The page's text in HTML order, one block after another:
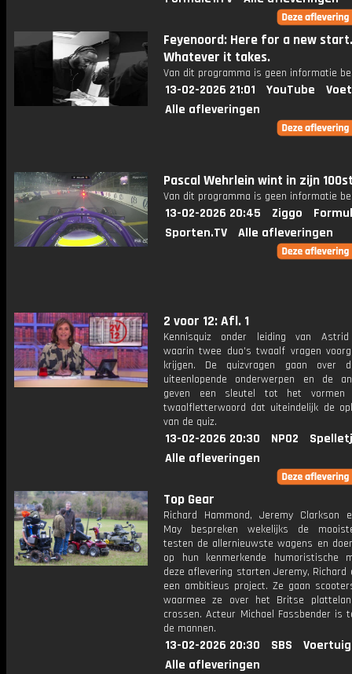
Feyenoord: Here for a new start.
Whatever it takes.
Van dit programma is geen informatie
13-02-2026 21:01 YouTube
Alle afleveringen
Pascal Wehrlein wint in zijn
Van dit programma is geen informatie
13-02-2026 20:45 Ziggo
Sporten.TV
Alle afleveringen
2 voor 12: Afl. 1
Kennisquiz onder leiding van
waarin twee duo's twaalf vragen
krijgen. De quizvragen gaan over
uiteenlopende onderwerpen en de
geven een sleutel tot het vormen
twaalfletterwoord dat uiteindelijk de
van de quiz.
13-02-2026 20:30 NPO2
Alle afleveringen
Top Gear
Richard Hammond, Jeremy Clarkson
May bespreken wekelijks de
testen de allernieuwste wagens en
op hun kenmerkende humoristische
deze aflevering starten Jeremy, Richard
een ambitieus project. Ze gaan
waarmee ze over het Britse
crossen. Acteur Michael Fassbender is
de mannen.
13-02-2026 20:30 SBS
Alle afleveringen